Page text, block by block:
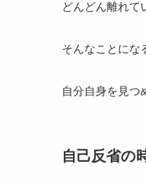
どんどん離れて
そんなことにな
自分自身を見つ
自己反省の